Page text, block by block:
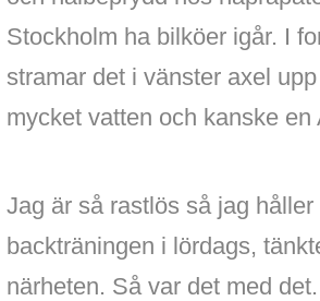
Stockholm ha bilköer igår. I
stramar det i vänster axel
mycket vatten och kanske
Jag är så rastlös så jag
backträningen i lördags,
närheten. Så var det med det.